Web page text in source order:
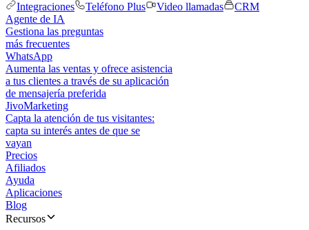
Integraciones
Teléfono Plus Video llamadas
CRM
Agente de IA
Gestiona las preguntas
más frecuentes
WhatsApp
Aumenta las ventas y ofrece asistencia
a tus clientes a través de su aplicación
de mensajería preferida
JivoMarketing
Capta la atención de tus visitantes:
capta su interés antes de que se
vayan
Precios
Afiliados
Ayuda
Aplicaciones
Blog
Recursos